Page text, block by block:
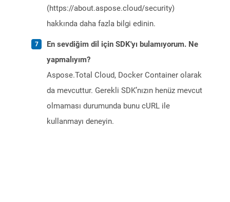
(https://about.aspose.cloud/security)
hakkında daha fazla bilgi edinin.
En sevdiğim dil için SDK'yı bulamıyorum. Ne
yapmalıyım?
Aspose.Total Cloud, Docker Container olarak
da mevcuttur. Gerekli SDK’nızın henüz mevcut
olmaması durumunda bunu cURL ile
kullanmayı deneyin.